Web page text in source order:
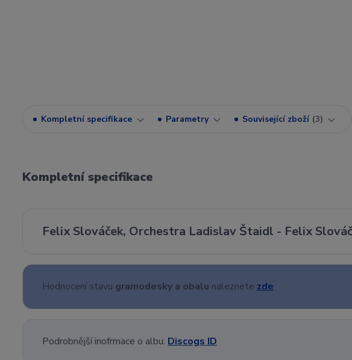
Kompletní specifikace Parametry Související zboží 3
Kompletní specifikace
Felix Slováček, Orchestra Ladislav Štaidl - Felix
Hodnocení stavu gramodesky a obalu naleznete zde
Podrobnější inofrmace o albu: Discogs ID